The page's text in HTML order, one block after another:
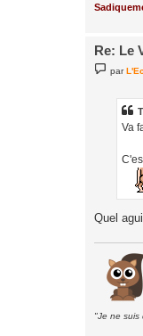
Re: Le
e
par
Va
Quel
"Je ne suis